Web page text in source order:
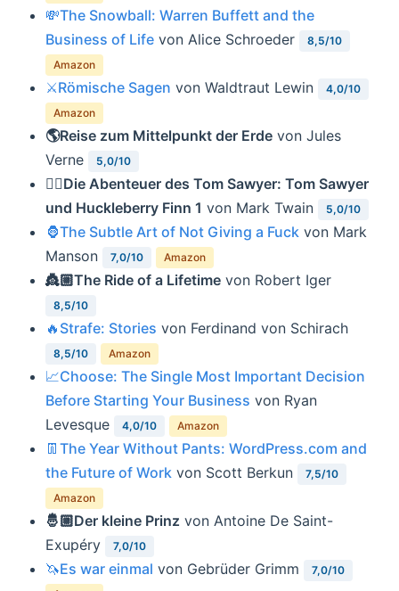
💸The Snowball: Warren Buffett and the
Business of Life von Alice Schroeder
8,5/10
Amazon
⚔️Römische Sagen von Waldtraut Lewin
4,0/10
Amazon
🌎Reise zum Mittelpunkt der Erde von Jules
Verne
5,0/10
🏴‍☠️Die Abenteuer des Tom Sawyer: Tom Sawyer
und Huckleberry Finn 1 von Mark Twain 5,0/10
🦍The Subtle Art of Not Giving a Fuck von Mark
Manson
7,0/10 Amazon
👸🏼The Ride of a Lifetime von Robert Iger
8,5/10
🔥Strafe: Stories von Ferdinand von Schirach
8,5/10 Amazon
📈Choose: The Single Most Important Decision
Before Starting Your Business von Ryan
Levesque
4,0/10 Amazon
👖The Year Without Pants: WordPress.com and
the Future of Work von Scott Berkun
7,5/10
Amazon
🤴🏼Der kleine Prinz von Antoine De Saint-
Exupéry
7,0/10
🦄Es war einmal von Gebrüder Grimm
7,0/10